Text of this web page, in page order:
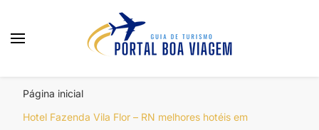
Página inicial
Hotel Fazenda Vila Flor – RN melhores hotéis em